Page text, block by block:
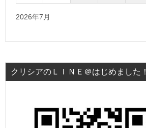
2026年7月
クリシアのＬＩＮＥ＠はじめました！